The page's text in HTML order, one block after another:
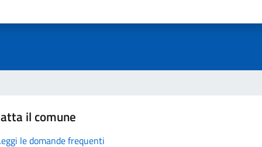
il comune
le domande frequenti